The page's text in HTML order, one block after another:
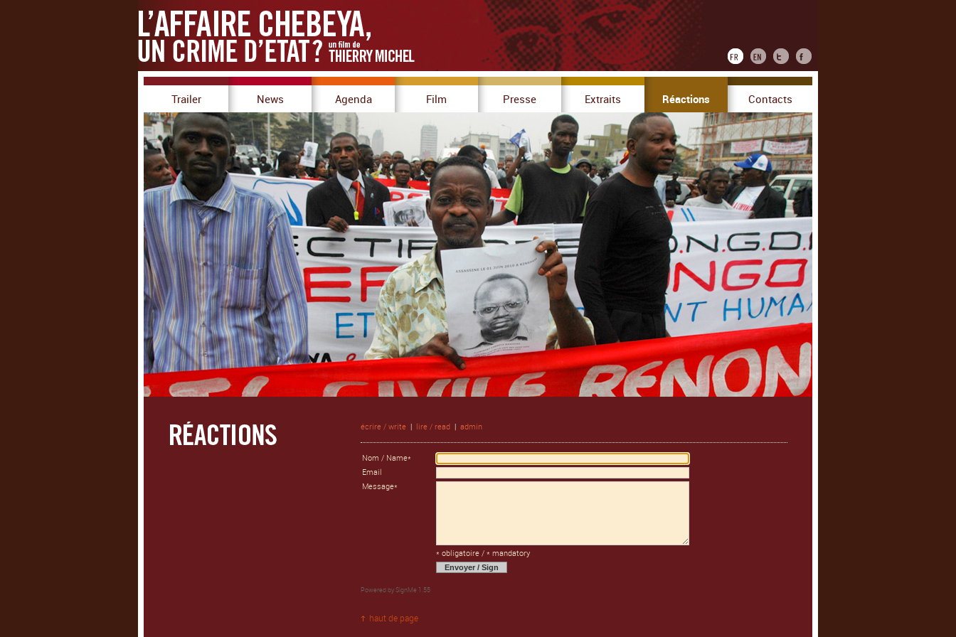
Trailer News Agenda Film Presse Extraits Réactions Contacts
écrire / write | lire / read | admin
Nom / Name*
Email
Message*
* obligatoire / * mandatory
Powered by SignMe 1.55
haut de page